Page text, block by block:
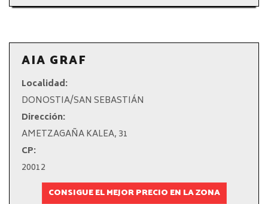
AIA GRAF
Localidad:
DONOSTIA/SAN SEBASTIÁN
Dirección:
AMETZAGAÑA KALEA, 31
CP:
20012
CONSIGUE EL MEJOR PRECIO EN LA ZONA